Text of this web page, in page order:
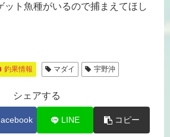
ット魚種がいるので捕まえてほし
釣果情報 マダイ 宇野沖
シェアする
LINE コピー